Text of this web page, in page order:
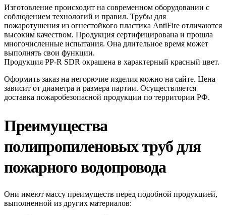
Изготовление происходит на современном оборудовании с
соблюдением технологий и правил. Трубы для
пожаротушения из огнестойкого пластика AntiFire отличаются
высоким качеством. Продукция сертифицирована и прошла
многочисленные испытания. Она длительное время может
выполнять свои функции.
Продукция PP-R SDR окрашена в характерный красный цвет.
Оформить заказ на негорючие изделия можно на сайте. Цена
зависит от диаметра и размера партии. Осуществляется
доставка пожаробезопасной продукции по территории РФ.
Преимущества
полипропиленовых труб для
пожарного водопровода
Они имеют массу преимуществ перед подобной продукцией,
выполненной из других материалов: